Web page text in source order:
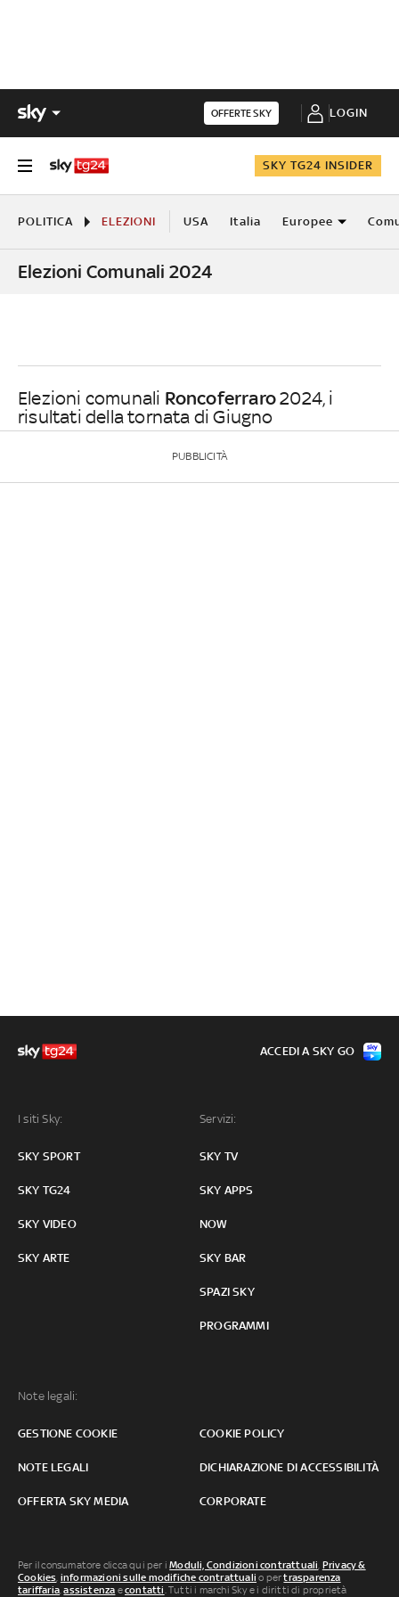
OFFERTE SKY LOGIN
SKY TG24 INSIDER
POLITICA ELEZIONI USA Italia Europee
Elezioni Comunali 2024
Elezioni comunali Roncoferraro2024, i
risultati della tornata di Giugno
PUBBLICITÀ
I siti Sky:
SKY SPORT
SKY TG24
SKY VIDEO
SKY ARTE
Servizi:
SKY TV
SKY APPS
NOW
SKY BAR
SPAZI SKY
PROGRAMMI
Note legali:
GESTIONE COOKIE COOKIE POLICY
NOTE LEGALI DICHIARAZIONE DI ACCESSIBILITÀ
OFFERTA SKY MEDIA CORPORATE
ACCEDI A SKY GO
Per il consumatore clicca qui per iModuli, Condizioni contrattuali, Privacy &
Cookies, informazioni sulle modifiche contrattuali o pertrasparenza
tariffaria,assistenza econtatti. Tutti i marchi Sky e i diritti di proprietà